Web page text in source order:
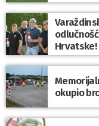
Hrvatske!
okupio